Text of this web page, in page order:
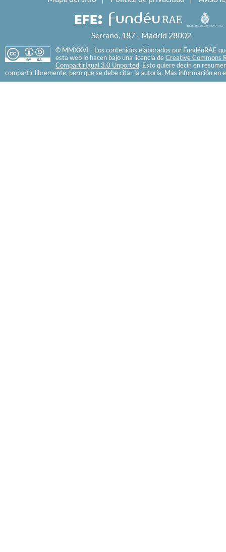
Serrano, 187 - Madrid 28002
© MMXXVI - Los contenidos elaborados por FundéuRAE
esta web lo hacen bajo una licencia de Creative Commons
CompartirIgual 3.0 Unported. Esto quiere decir, en
compartir libremente, pero que se debe citar la autoría. Más información en